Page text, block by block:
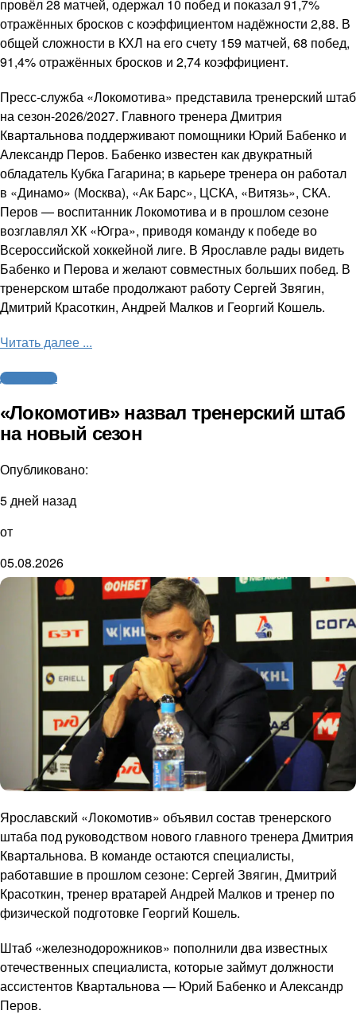
провёл 28 матчей, одержал 10 побед и показал 91,7%
отражённых бросков с коэффициентом надёжности 2,88. В
общей сложности в КХЛ на его счету 159 матчей, 68 побед,
91,4% отражённых бросков и 2,74 коэффициент.
Пресс-служба «Локомотива» представила тренерский штаб
на сезон-2026/2027. Главного тренера Дмитрия
Квартальнова поддерживают помощники Юрий Бабенко и
Александр Перов. Бабенко известен как двукратный
обладатель Кубка Гагарина; в карьере тренера он работал
в «Динамо» (Москва), «Ак Барс», ЦСКА, «Витязь», СКА.
Перов — воспитанник Локомотива и в прошлом сезоне
возглавлял ХК «Югра», приводя команду к победе во
Всероссийской хоккейной лиге. В Ярославле рады видеть
Бабенко и Перова и желают совместных больших побед. В
тренерском штабе продолжают работу Сергей Звягин,
Дмитрий Красоткин, Андрей Малков и Георгий Кошель.
Читать далее ...
Другие виды
«Локомотив» назвал тренерский штаб
на новый сезон
Опубликовано:
5 дней назад
от
05.08.2026
Ярославский «Локомотив» объявил состав тренерского
штаба под руководством нового главного тренера Дмитрия
Квартальнова. В команде остаются специалисты,
работавшие в прошлом сезоне: Сергей Звягин, Дмитрий
Красоткин, тренер вратарей Андрей Малков и тренер по
физической подготовке Георгий Кошель.
Штаб «железнодорожников» пополнили два известных
отечественных специалиста, которые займут должности
ассистентов Квартальнова — Юрий Бабенко и Александр
Перов.